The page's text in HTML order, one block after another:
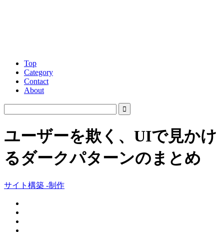
Top
Category
Contact
About
ユーザーを欺く、UIで見かけ
るダークパターンのまとめ
サイト構築 -制作